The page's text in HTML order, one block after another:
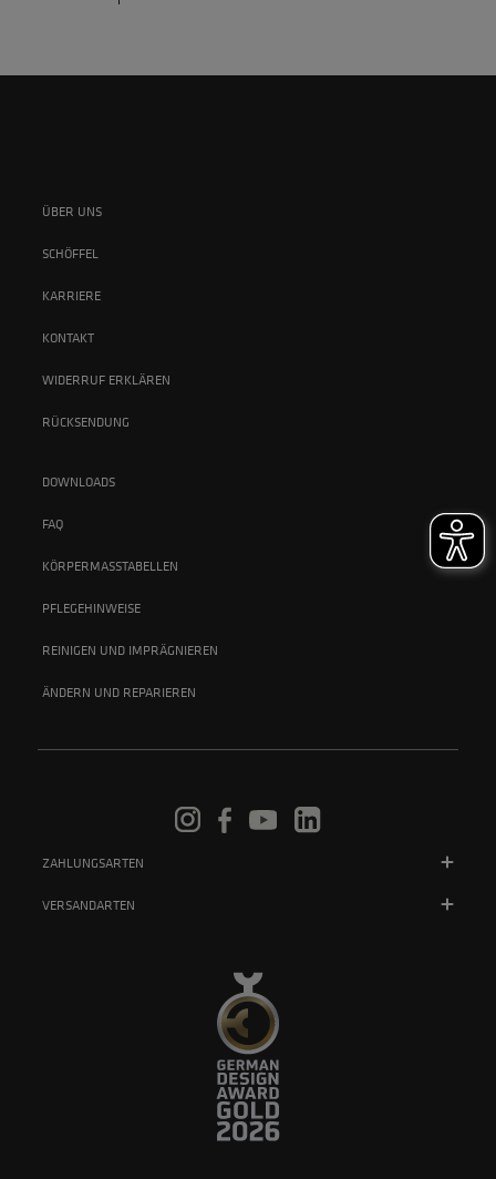
ÜBER UNS
SCHÖFFEL
KARRIERE
KONTAKT
WIDERRUF ERKLÄREN
RÜCKSENDUNG
DOWNLOADS
FAQ
KÖRPERMASSTABELLEN
PFLEGEHINWEISE
REINIGEN UND IMPRÄGNIEREN
ÄNDERN UND REPARIEREN
ZAHLUNGSARTEN
VERSANDARTEN